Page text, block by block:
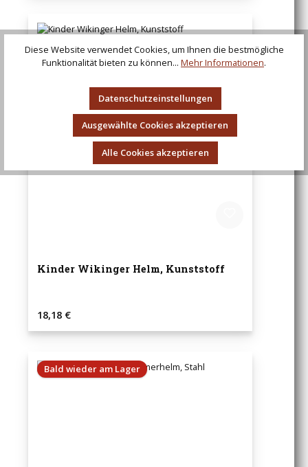
Kinder Wikinger Helm, Kunststoff
Regulärer Preis:
18,18 €
Bald wieder am Lager
Diese Website verwendet Cookies, um Ihnen die bestmögliche
Funktionalität bieten zu können... Mehr Informationen.
Datenschutzeinstellungen
Ausgewählte Cookies akzeptieren
Alle Cookies akzeptieren